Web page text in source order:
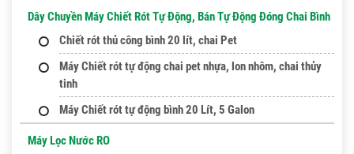
Dây Chuyền Máy Chiết Rót Tự Động, Bán Tự Động Đóng Chai Bình
Chiết rót thủ công bình 20 lít, chai Pet
Máy Chiết rót tự động chai pet nhựa, lon nhôm, chai thủy
tinh
Máy Chiết rót tự động bình 20 Lít, 5 Galon
Máy Lọc Nước RO